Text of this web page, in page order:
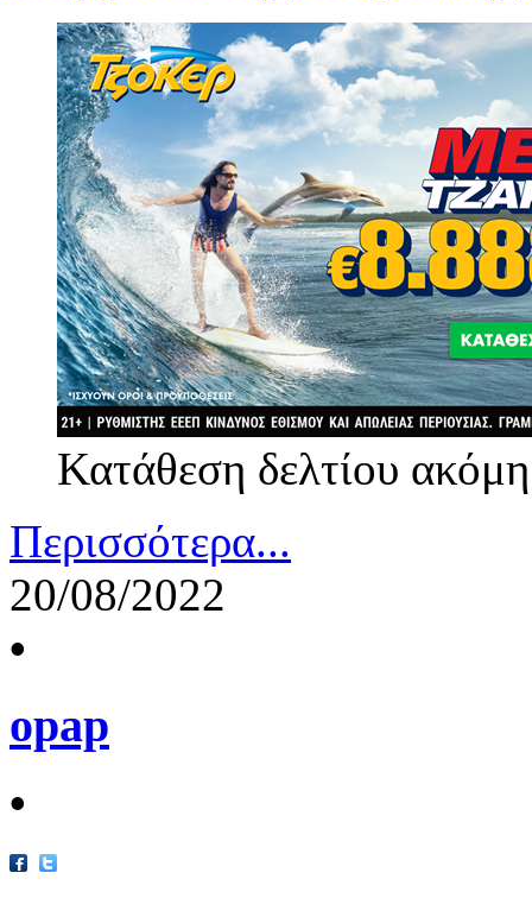
Κατάθεση δελτίου
Περισσότερα...
20/08/2022
•
opap
•